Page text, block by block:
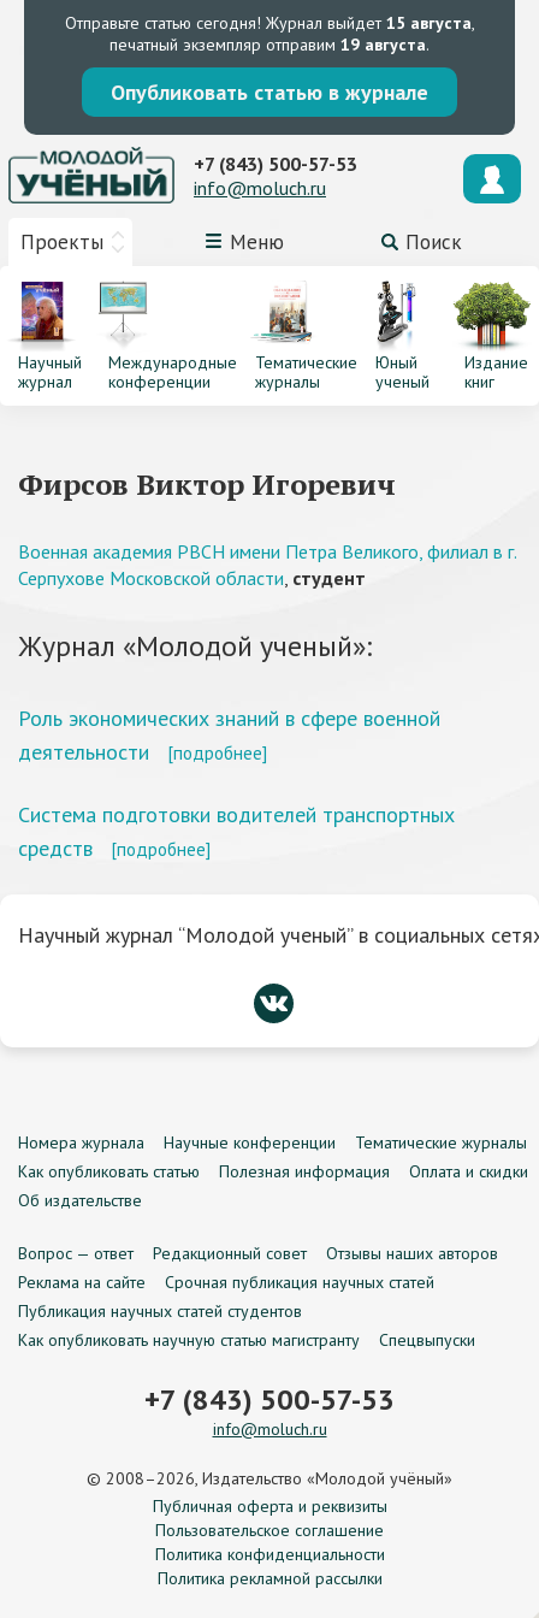
Отправьте статью сегодня! Журнал выйдет15 августа,
печатный экземпляр отправим 19 августа.
Опубликовать статью в журнале
Проекты Меню Поиск
+7 (843) 500-57-53
info@moluch.ru
Научный
журнал
Международные
конференции
Тематические
журналы
Юный
ученый
Издание
книг
Фирсов Виктор Игоревич
Военная академия РВСН имени Петра Великого, филиал в г.
Серпухове Московской области, студент
Журнал «Молодой ученый»:
Роль экономических знаний в сфере военной
деятельности
[подробнее]
Система подготовки водителей транспортных
средств
[подробнее]
Научный журнал “Молодой ученый” в социальных
Номера журнала Научные конференции
Тематические журналы
Как опубликовать статью
Полезная информация
Оплата и скидки
Об издательстве
Вопрос — ответ Редакционный совет
Отзывы наших авторов
Реклама на сайте
Срочная публикация научных статей
Публикация научных статей студентов
Как опубликовать научную статью магистранту
Спецвыпуски
+7 (843) 500-57-53
info@moluch.ru
© 2008–2026, Издательство «Молодой учёный»
Публичная оферта и реквизиты
Пользовательское соглашение
Политика конфиденциальности
Политика рекламной рассылки